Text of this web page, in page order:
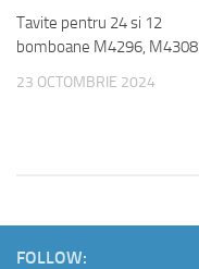
Tavite pentru 24 si 12
bomboane M4296, M4308
23 OCTOMBRIE 2024
FOLLOW: